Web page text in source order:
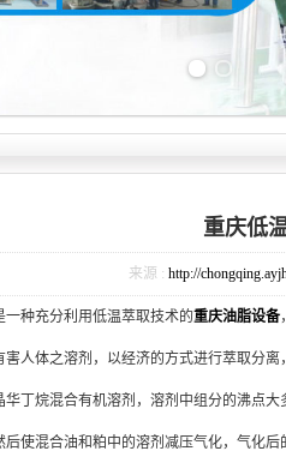
Previous slide Next slide
重庆低
来源 : http://
一种充分利用低温萃取技术的重庆油脂设备
人体之溶剂，以经济的方式进行萃取分
丁烷混合有机溶剂，溶剂中组分的沸点
后使混合油和粕中的溶剂减压气化，气化